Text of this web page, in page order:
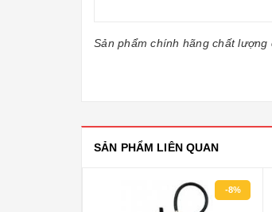
Sản phẩm chính hãng chất
SẢN PHẨM LIÊN QUAN
-16%